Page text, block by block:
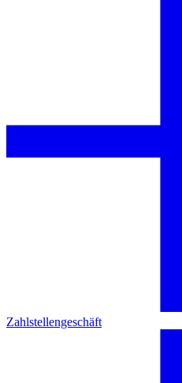
Zahlstellengeschäft